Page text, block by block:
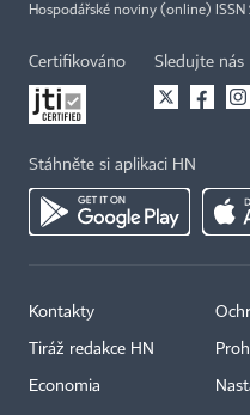
Hospodářské noviny (online) ISSN
Certifikováno Sledujte nás
Stáhněte si aplikaci HN
Kontakty
Tiráž redakce HN
Economia